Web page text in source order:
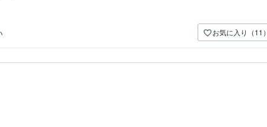
お気に入り（11）